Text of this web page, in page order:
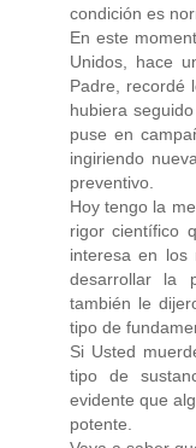
condición es
En este
Unidos, hace
Padre, recordé
hubiera
puse en
ingiriendo
preventivo.
Hoy tengo la
rigor científico
interesa en los
desarrollar la
también le
tipo de
Si Usted
tipo de
evidente que
potente.